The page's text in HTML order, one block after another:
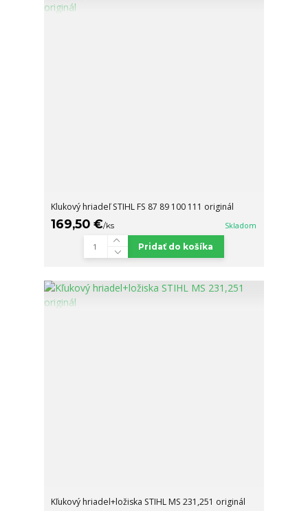
Klukový hriadeľ STIHL FS 87 89 100 111 originál
169,50 €/ks Skladom
Pridať do košíka
Kľukový hriadel+ložiska STIHL MS 231,251 originál